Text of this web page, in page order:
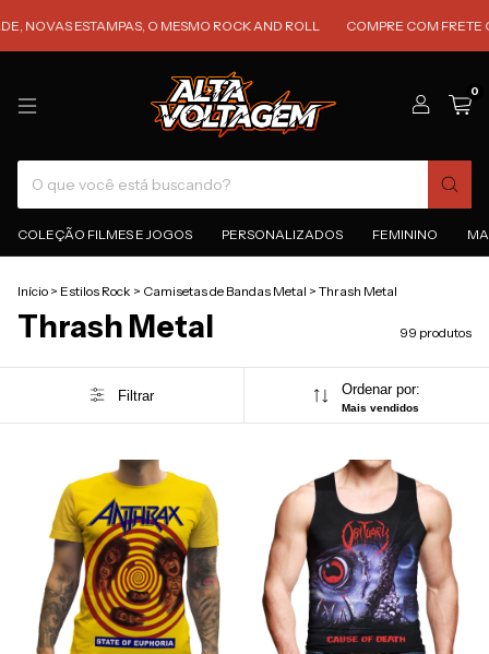
O MESMO ROCK AND ROLL COMPRE COM FRETE GRÁTIS
0
COLEÇÃO FILMES E JOGOS PERSONALIZADOS FEMININO
Início > Estilos Rock > Camisetas de Bandas Metal > Thrash Metal
Thrash Metal 99 produtos
Filtrar Ordenar por:
Mais vendidos